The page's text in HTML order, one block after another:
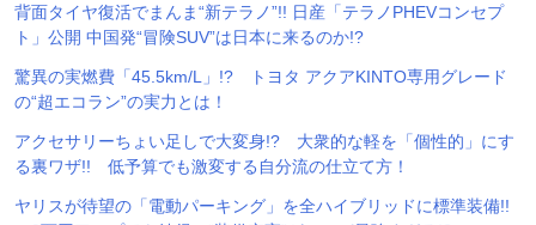
背面タイヤ復活でまんま“新テラノ”!! 日産「テラノPHEVコンセプ
ト」公開 中国発“冒険SUV”は日本に来るのか!?
驚異の実燃費「45.5km/L」!? トヨタ アクアKINTO専用グレード
の“超エコラン”の実力とは！
アクセサリーちょい足しで大変身!? 大衆的な軽を「個性的」にす
る裏ワザ!! 低予算でも激変する自分流の仕立て方！
ヤリスが待望の「電動パーキング」を全ハイブリッドに標準装備!!